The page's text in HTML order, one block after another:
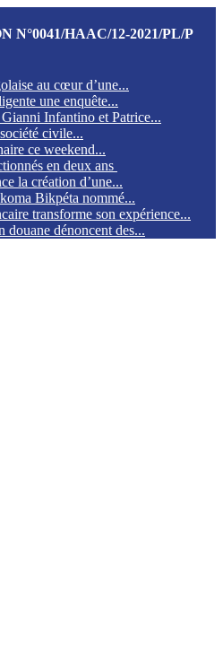
N°0041/HAAC/12-2021/PL/P
au cœur d’une...
une enquête...
Infantino et Patrice...
civile...
ce weekend...
en deux ans
la création d’une...
Bikpéta nommé...
transforme son expérience...
douane dénoncent des...